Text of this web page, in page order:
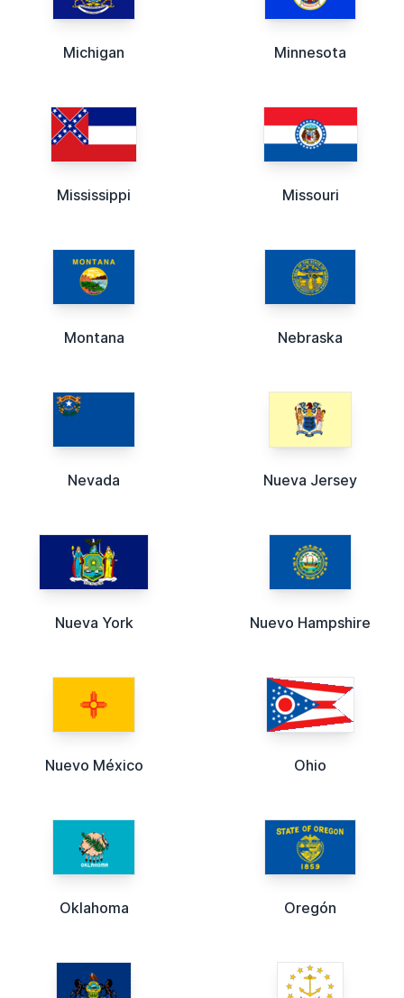
Michigan Minnesota
Mississippi Missouri
Montana Nebraska
Nevada Nueva Jersey
Nueva York Nuevo Hampshire
Nuevo México Ohio
Oklahoma Oregón